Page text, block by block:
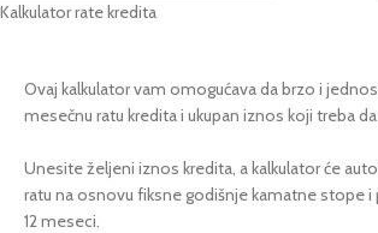
Kalkulator rate kredita
Ovaj kalkulator vam omogućava da brzo i
mesečnu ratu kredita i ukupan iznos koji treba
Unesite željeni iznos kredita, a kalkulator će
ratu na osnovu fiksne godišnje kamatne stope i
12 meseci.